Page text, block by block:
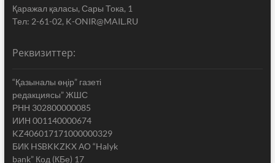
Қаражал қаласы, Сары Тока, 1
Тел: 2-61-02, K-ONIR@MAIL.RU
Реквизиттер:
“Қазыналы өңір” газеті
редакциясы” ЖШС
РНН 302800000085
ИИН 001140000674
KZ406017171000000329
БИК HSBKKZKX АО “Halyk
bank” Код (КБе) 17